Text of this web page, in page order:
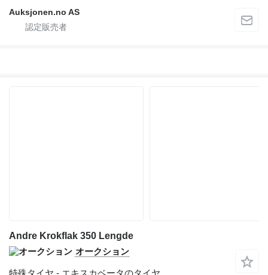
Auksjonen.no AS
Andre Krokflak 350 Lengde
オークション
特殊タイヤ - エキスカベータのタイヤ